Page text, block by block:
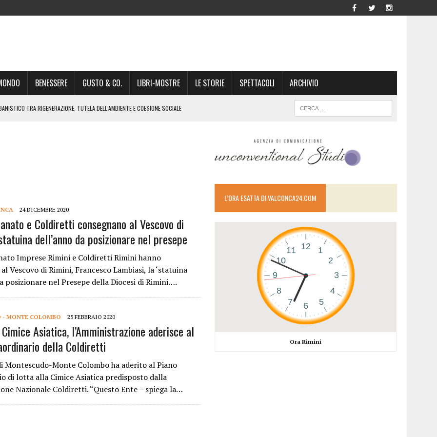
BENESSERE GUSTO & CO. LIBRI-MOSTRE LE STORIE SPETTACOLI ARCHIVIO
TRA RIGENERAZIONE, TUTELA DELL’AMBIENTE E COESIONE SOCIALE
GIONCHETTI SOMMELIER DEL CALABRESE “QAFIZ”
IL RITORNO. L’OPERA DI KIROLES BOSHRA È VITA VERA
PARTE DI STAGIONE TEATRALE CON CLAUDIO MORICI SABATO 20
GIACOMO MATTEOTTI: “VITTIMA DELLA FURIA FASCISTA”
VINCONO MARZIALI, BURESTA, BARTOLINI, BIGUCCI, TASINI
IN REGIONE: TRE POSTI D’ONORE TOCCANO ALLA VALCONCA
RIUSCÌ A COMPORRE TANTE OPERE COSÌ VOLUMINOSE
DELL’ITALIAN PET FRIENDLY GALÀ IDEATO DA MARCO BONINI
STELLA DEL PREMIO GUIDA CHEF DI PIZZA: “UN GRANDE ONORE”
24 DICEMBRE 2020
e Coldiretti consegnano al Vescovo di
dell’anno da posizionare nel presepe
Imprese Rimini e Coldiretti Rimini hanno
Vescovo di Rimini, Francesco Lambiasi, la ‘statuina
posizionare nel Presepe della Diocesi di Rimini….
- MONTE COLOMBO 25 FEBBRAIO 2020
Asiatica, l’Amministrazione aderisce al
della Coldiretti
Montescudo-Monte Colombo ha aderito al Piano
di lotta alla Cimice Asiatica predisposto dalla
Nazionale Coldiretti. “Questo Ente – spiega la…
L’ORA ESATTA DI VALCONCA24.COM
Ora Rimini